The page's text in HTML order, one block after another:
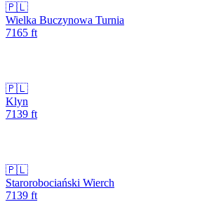
🇵🇱
Wielka Buczynowa Turnia
7165 ft
🇵🇱
Klyn
7139 ft
🇵🇱
Starorobociański Wierch
7139 ft